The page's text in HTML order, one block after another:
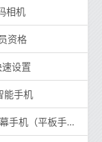
相机
资格
设置
能手机
机（平板手机）